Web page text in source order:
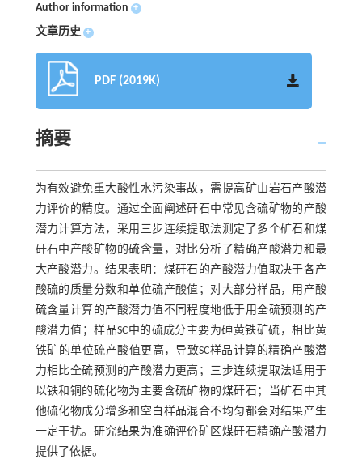
Author information +
文章历史 +
PDF (2019K)
摘要
为有效避免重大酸性水污染事故，需提高矿山岩石产酸潜
力评价的精度。通过全面阐述矸石中常见含硫矿物的产酸
潜力计算方法，采用三步连续提取法测定了多个矿石和煤
矸石中产酸矿物的硫含量，对比分析了精确产酸潜力和最
大产酸潜力。结果表明：煤矸石的产酸潜力值取决于各产
酸硫的质量分数和单位硫产酸值；对大部分样品，用产酸
硫含量计算的产酸潜力值不同程度地低于用全硫预测的产
酸潜力值；样品SC中的硫成分主要为砷黄铁矿硫，相比黄
铁矿的单位硫产酸值更高，导致SC样品计算的精确产酸潜
力相比全硫预测的产酸潜力更高；三步连续提取法适用于
以铁和铜的硫化物为主要含硫矿物的煤矸石；当矿石中其
他硫化物成分增多和空白样品混合不均匀都会对结果产生
一定干扰。研究结果为准确评价矿区煤矸石精确产酸潜力
提供了依据。